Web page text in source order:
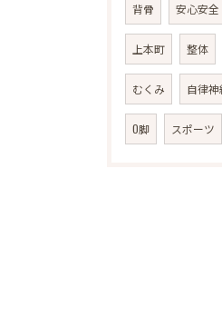
背骨 安心安全
上本町 整体
むくみ 自律神
O脚 スポーツ